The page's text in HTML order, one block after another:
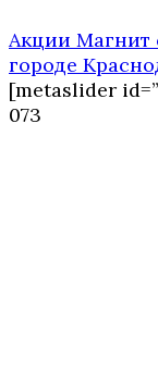
Акции Магнит
городе
[metaslider
073